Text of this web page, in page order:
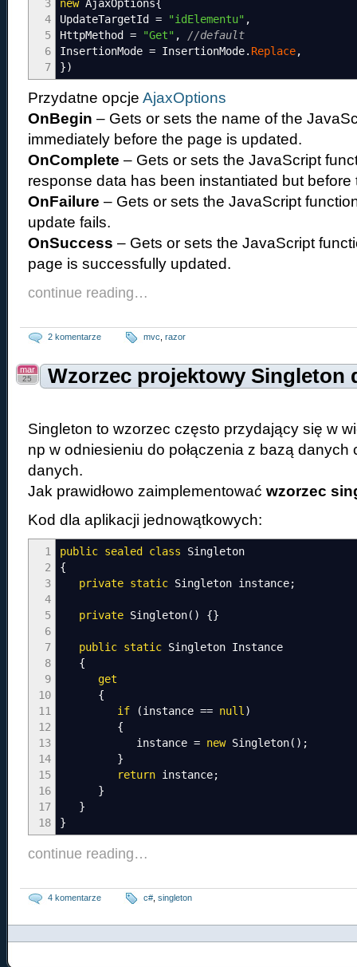
3
4
5
6
7
newAjaxOptions{
UpdateTargetId = "idElementu" ,
HttpMethod = "Get" , //default
InsertionMode = InsertionMode. Replace,
})
Przydatne opcje AjaxOptions
OnBegin – Gets or sets the name of the
immediately before the page is updated.
OnComplete – Gets or sets the JavaScript
response data has been instantiated but
OnFailure – Gets or sets the JavaScript
update fails.
OnSuccess – Gets or sets the JavaScript
page is successfully updated.
continue reading…
2 komentarze mvc razor
Wzorzec projektowy Singleton
mar
25
Singleton to wzorzec często przydający się w
np w odniesieniu do połączenia z bazą danych
danych.
Jak prawidłowo zaimplementować wzorzec
Kod dla aplikacji jednowątkowych:
1
2
3
4
5
6
7
8
9
10
11
12
13
14
15
16
17
18
public sealed class Singleton
{
private static Singleton instance;
private Singleton( ) {}
public static Singleton Instance
{
get
{
if
(instance == null )
{
instance = newSingleton( ) ;
}
return instance;
}
}
}
continue reading…
4 komentarze c# singleton